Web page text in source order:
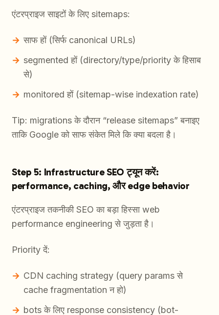
एंटरप्राइज साइटों के लिए sitemaps:
साफ हों (सिर्फ canonical URLs)
segmented हों (directory/type/priority के हिसाब
से)
monitored हों (sitemap-wise indexation rate)
Tip: migrations के दौरान “release sitemaps” बनाइए
ताकि Google को साफ संकेत मिले कि क्या बदला है।
Step 5: Infrastructure SEO ट्यून करें:
performance, caching, और edge behavior
एंटरप्राइज तकनीकी SEO का बड़ा हिस्सा web
performance engineering से जुड़ता है।
Priority दें:
CDN caching strategy (query params से
cache fragmentation न हो)
bots के लिए response consistency (bot-